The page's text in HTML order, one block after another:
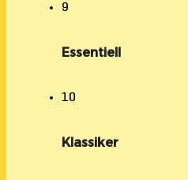
9
Essentiell
10
Klassiker